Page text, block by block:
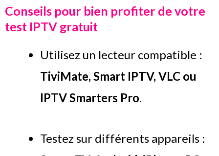
Conseils pour bien profiter de votre
test IPTV gratuit
Utilisez un lecteur compatible :
TiviMate, Smart IPTV, VLC ou
IPTV Smarters Pro.
Testez sur différents appareils :